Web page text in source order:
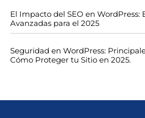
El Impacto del SEO en WordPress:
Avanzadas para el 2025
Seguridad en WordPress:
Cómo Proteger tu Sitio en 2025.